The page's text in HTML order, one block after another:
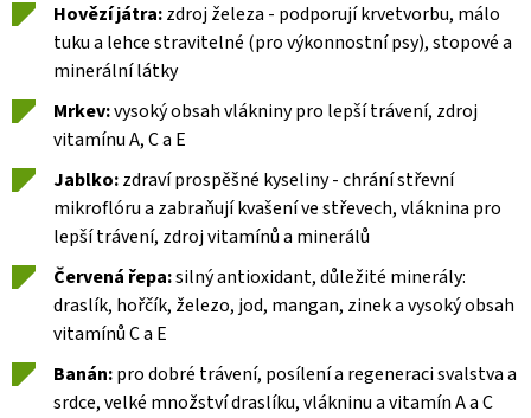
Hovězí játra:zdroj železa - podporují krvetvorbu, málo
tuku a lehce stravitelné (pro výkonnostní psy), stopové a
minerální látky
Mrkev:vysoký obsah vlákniny pro lepší trávení, zdroj
vitamínu A, C a E
Jablko:zdraví prospěšné kyseliny - chrání střevní
mikroflóru a zabraňují kvašení ve střevech, vláknina pro
lepší trávení, zdroj vitamínů a minerálů
Červená řepa:silný antioxidant, důležité minerály:
draslík, hořčík, železo, jod, mangan, zinek a vysoký obsah
vitamínů C a E
Banán:pro dobré trávení, posílení a regeneraci svalstva a
srdce, velké množství draslíku, vlákninu a vitamín A a C